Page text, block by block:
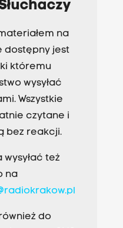
na
dostępny jest
któremu
wysyłać
Wszystkie
czytane i
bez reakcji.
wysyłać też
na
do